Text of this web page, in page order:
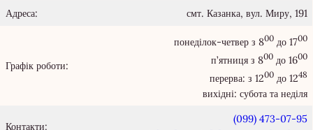
Адреса: смт. Казанка, вул. Миру, 191
Графік роботи:
понеділок-четвер з 800до 1700
п’ятниця з 800до 1600
перерва: з 1200до 1248
вихідні: субота та неділя
Контакти:
(099) 473-07-95